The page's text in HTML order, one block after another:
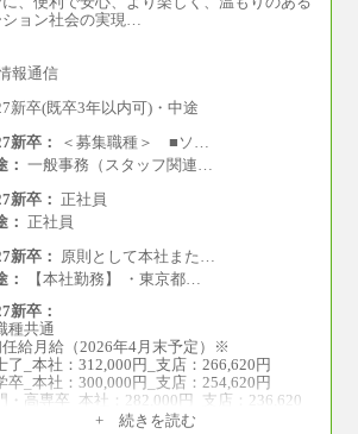
卒：240,000円
卒：234,800円
・専門2年制卒：212,600円
1年制卒：202,900円
：
職種共通】
社員〕
212,900円～330,000円
経験に応じてご相談させていただきます
記金額を超える可能性あり）
8）を除き、正社員の場合勤務地は本社の
なります
約社員〕
：時給1,226円～1,400円
：時給1,225円～
：時給1,150円～
：時給1,177円～1,400円
保：時給1,035円～
：時給1,025円～1,350円
与は実務経験・職種・配属部署によって異
ョン社会の実現…
報通信
新卒(既卒3年以内可)・中途
新卒：
＜募集職種＞ ■ソ…
： 一般事務（スタッフ関連…
新卒： 正社員
： 正社員
新卒：
原則として本社また…
：
【本社勤務】 ・東京都…
新卒：
種共通
給月給（2026年4月末予定）※
了_本社：312,000円_支店：266,620円
卒_本社：300,000円_支店：254,620円
・高専卒_本社：282,000円_支店：236,620
+ 続きを読む